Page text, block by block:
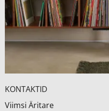
KONTAKTID
Viimsi Äritare